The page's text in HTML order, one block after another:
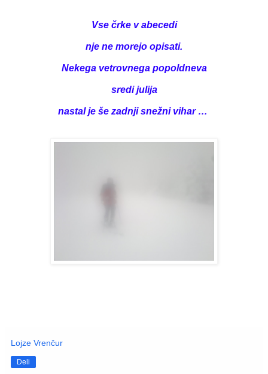
Vse črke v abecedi
nje ne morejo opisati.
Nekega vetrovnega popoldneva
sredi julija
nastal je še zadnji snežni vihar …
Lojze Vrenčur
Deli